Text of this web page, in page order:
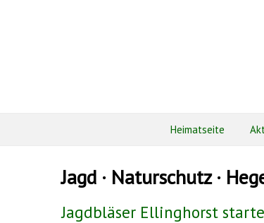
Heimatseite
Jagd · Naturschutz ·
Jagdbläser Ellinghorst